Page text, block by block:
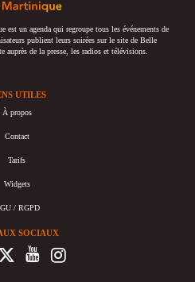
est un agenda qui regroupe tous les événements de
publient leurs soirées sur le site de Belle
auprès de la presse, les radios et télévisions.
UTILES
À propos
Contact
Tarifs
Widgets
/ RGPD
SOCIAUX